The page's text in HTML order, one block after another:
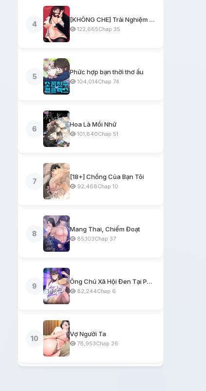
4
[KHÔNG CHE] Trải Nghiệm Một Ngày Workshop BDSM
122,665Chap 35
5
Phức hợp bạn thời thơ ấu
104,014Chap 74
6
Hoa Là Mồi Nhử
101,840Chap 51
7
[18+] Chồng Của Bạn Tôi
92,468Chap 10
8
Mang Thai, Chiếm Đoạt
85,103Chap 37
9
Ông Chú Xã Hội Đen Tại Phòng Trọ
82,244Chap 6
10
Vợ Người Ta
78,953Chap 26